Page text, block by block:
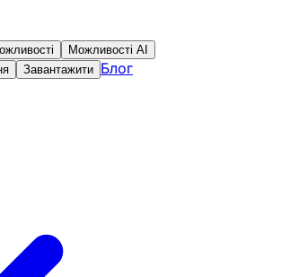
Можливості AI
Завантажити Блог